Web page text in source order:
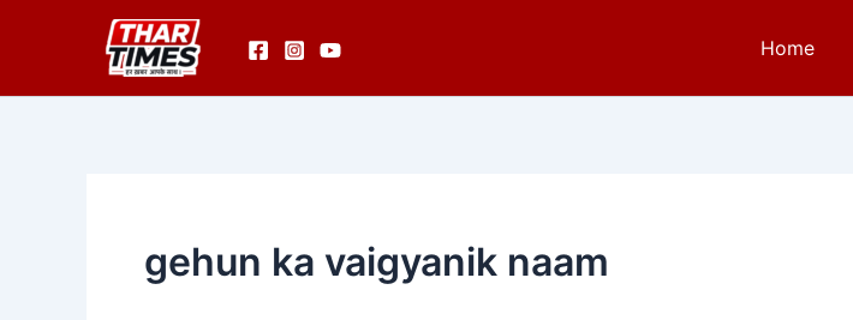
Home
gehun ka vaigyanik naam